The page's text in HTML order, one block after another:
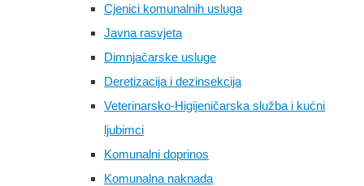
Cjenici komunalnih usluga
Javna rasvjeta
Dimnjačarske usluge
Deretizacija i dezinsekcija
Veterinarsko-Higijeničarska služba i kućni
ljubimci
Komunalni doprinos
Komunalna naknada